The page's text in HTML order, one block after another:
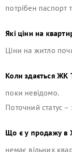
потрібен паспорт
Які ціни на
Ціни на житло
Коли здаєтьсяЖК
поки невідомо.
Поточний статус –
Що є у продажу в
немає вільних